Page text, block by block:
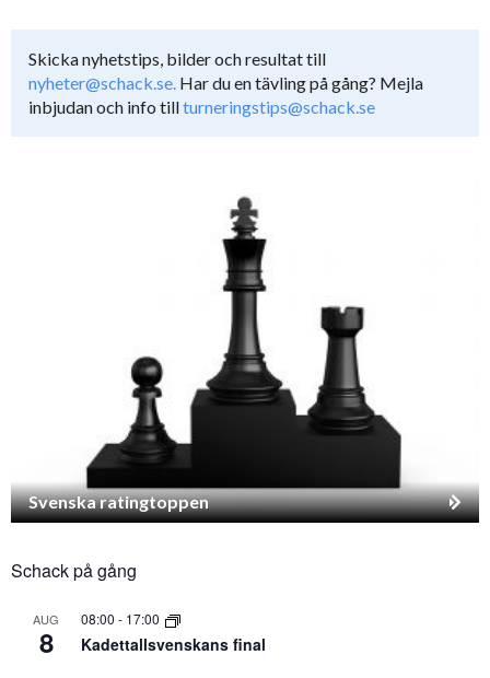
Skicka nyhetstips, bilder och resultat till
nyheter@schack.se. Har du en tävling på gång? Mejla
inbjudan och info tillturneringstips@schack.se
Svenska ratingtoppen
Schack på gång
AUG
8
08:00 - 17:00
Kadettallsvenskans final